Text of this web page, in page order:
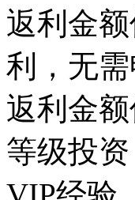
返利金
利，无需
返利金
等级投